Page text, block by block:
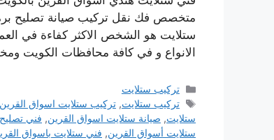
متخصص فك نقل تركيب صيانة تصليح
ستلايت هو الشخص الاكثر كفاءة في
الانواع و في كافة محافظات الكويت
التصنيفات
تركيب ستلايت
الوسوم
تركيب ستلايت,تركيب ستلايت اسواق القرين
ستلايت, صيانة ستلايت اسواق القرين, فني
ستلايت أسواق القرين, فني ستلايت باسواق